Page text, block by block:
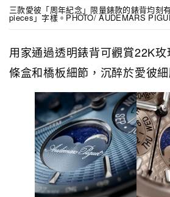
三款愛彼「周年紀念」限量錶款的錶背均刻
pieces」字樣。PHOTO/ AUDEMARS
用家通過透明錶背可觀賞22K
條盒和橋板細節，沉醉於愛彼